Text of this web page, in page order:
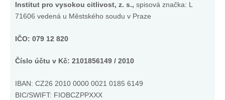
Institut pro vysokou citlivost, z. s., spisová značka: L
71606 vedená u Městského soudu v Praze
IČO: 079 12 820
Číslo účtu v Kč: 2101856149 / 2010
IBAN: CZ26 2010 0000 0021 0185 6149
BIC/SWIFT: FIOBCZPPXXX